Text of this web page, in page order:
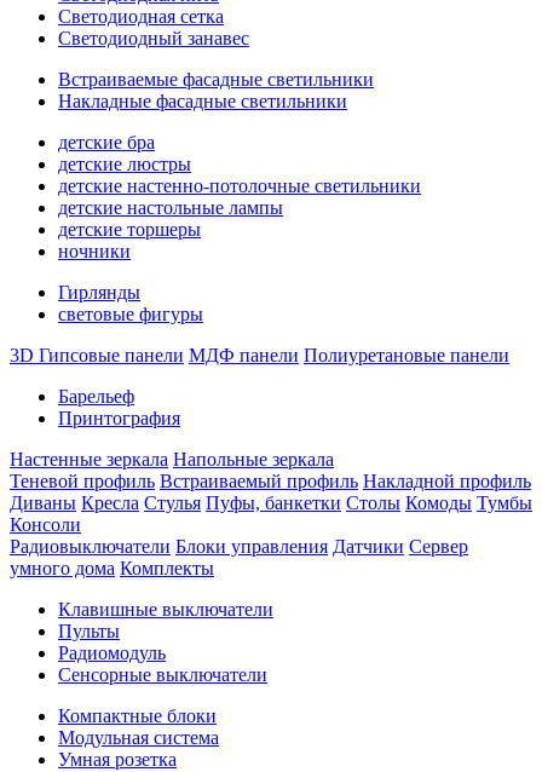
Светодиодная сетка
Светодиодный занавес
Встраиваемые фасадные светильники
Накладные фасадные светильники
детские бра
детские люстры
детские настенно-потолочные светильники
детские настольные лампы
детские торшеры
ночники
Гирлянды
световые фигуры
3D Гипсовые панели МДФ панели Полиуретановые панели
Барельеф
Принтография
Настенные зеркала Напольные зеркала
Теневой профиль Встраиваемый профиль Накладной профиль
Диваны Кресла Стулья Пуфы, банкетки Столы Комоды Тумбы
Консоли
Радиовыключатели Блоки управления Датчики Сервер
умного дома Комплекты
Клавишные выключатели
Пульты
Радиомодуль
Сенсорные выключатели
Компактные блоки
Модульная система
Умная розетка